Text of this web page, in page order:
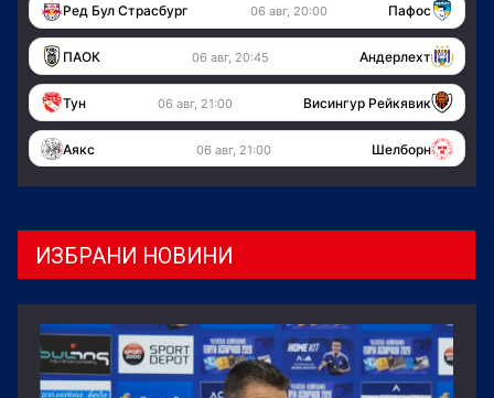
Ред Бул Страсбург 06 авг, 20:00 Пафос
ПАОК 06 авг, 20:45 Андерлехт
Тун 06 авг, 21:00 Висингур Рейкявик
Аякс 06 авг, 21:00 Шелборн
ИЗБРАНИ НОВИНИ